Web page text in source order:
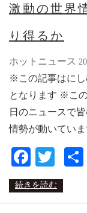
激動の世界
り得るか
ホットニュース
※この記事はにし
となります ※こ
日のニュースで
情勢が動いてい
続きを読む